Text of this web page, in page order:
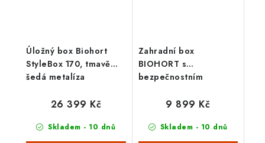
Úložný box Biohort
StyleBox 170, tmavě
šedá metalíza
Skladem - 10 dnů
26 399 Kč
Zahradní box
BIOHORT s
bezpečnostním
metalíza
Skladem - 10 dnů
9 899 Kč